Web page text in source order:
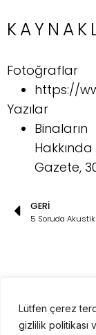
Lütfen çerez
gizlilik politikası
Fotoğraflar
https://
Yazılar
Gazete,
GERI
5 Soruda Akustik